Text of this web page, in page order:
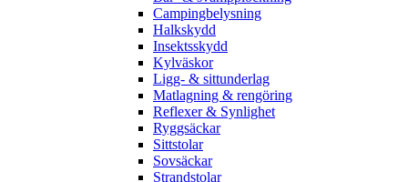
Campingbelysning
Halkskydd
Insektsskydd
Kylväskor
Ligg- & sittunderlag
Matlagning & rengöring
Reflexer & Synlighet
Ryggsäckar
Sittstolar
Sovsäckar
Strandstolar